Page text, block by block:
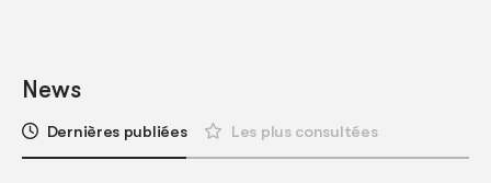
News
Dernières publiées Les plus consultées